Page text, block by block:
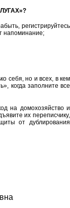
регистрируйтесь
напоминание;
себя, но и всех, в кем
когда заполните все
на домохозяйство и
их переписчику,
от дублирования